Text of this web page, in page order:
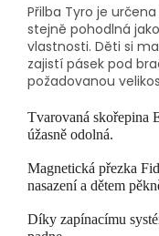
Přilba Tyro je
stejně pohodlná
vlastnosti. Děti si
zajistí pásek pod
požadovanou
Tvarovaná skořepina
úžasně odolná.
Magnetická přezka
nasazení a dětem
Díky zapínacímu